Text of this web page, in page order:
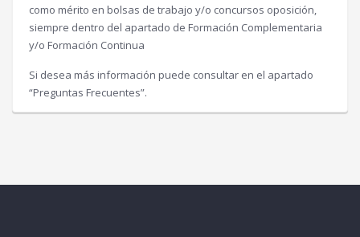
como mérito en bolsas de trabajo y/o concursos oposición,
siempre dentro del apartado de Formación Complementaria
y/o Formación Continua
Si desea más información puede consultar en el apartado
“Preguntas Frecuentes”.